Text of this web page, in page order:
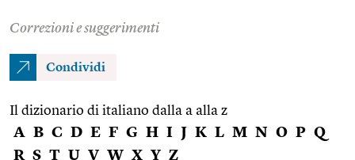
Correzioni e suggerimenti
Condividi
Il dizionario di italiano dalla a alla z
A B C D E F G H I J K L M N O P Q
R S T U V W X Y Z